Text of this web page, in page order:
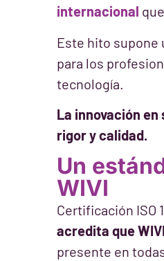
internacional
Este hito supone
para los
tecnología.
La innovación en
rigor y calidad.
Un
WIVI
Certificación ISO
acredita que
presente en